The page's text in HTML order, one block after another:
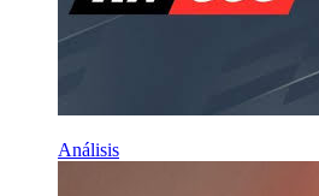
Análisis